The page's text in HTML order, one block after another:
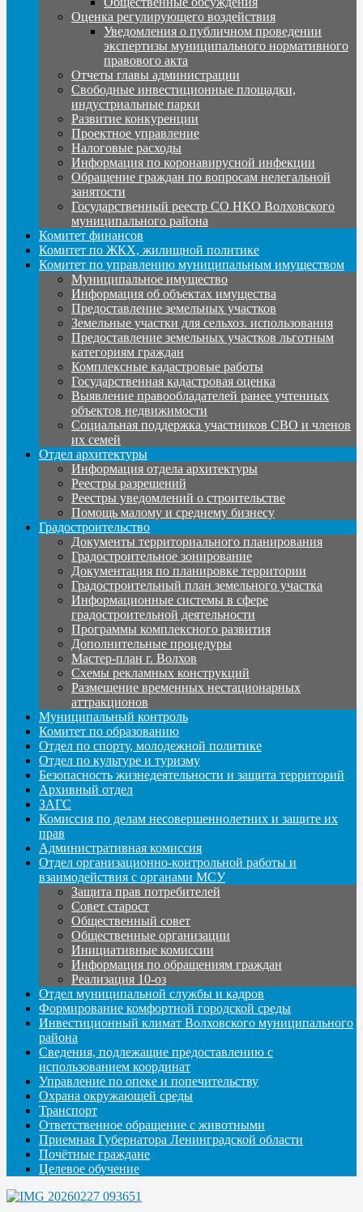
Оценка регулирующего воздействия
Уведомления о публичном проведении
экспертизы муниципального нормативного
правового акта
Отчеты главы администрации
Свободные инвестиционные площадки,
индустриальные парки
Развитие конкуренции
Проектное управление
Налоговые расходы
Информация по коронавирусной инфекции
Обращение граждан по вопросам нелегальной
занятости
Государственный реестр СО НКО Волховского
муниципального района
Комитет финансов
Комитет по ЖКХ, жилищной политике
Комитет по управлению муниципальным имуществом
Муниципальное имущество
Информация об объектах имущества
Предоставление земельных участков
Земельные участки для сельхоз. использования
Предоставление земельных участков льготным
категориям граждан
Комплексные кадастровые работы
Государственная кадастровая оценка
Выявление правообладателей ранее учтенных
объектов недвижимости
Социальная поддержка участников СВО и членов
их семей
Отдел архитектуры
Информация отдела архитектуры
Реестры разрешений
Реестры уведомлений о строительстве
Помощь малому и среднему бизнесу
Градостроительство
Документы территориального планирования
Градостроительное зонирование
Документация по планировке территории
Градостроительный план земельного участка
Информационные системы в сфере
градостроительной деятельности
Программы комплексного развития
Дополнительные процедуры
Мастер-план г. Волхов
Схемы рекламных конструкций
Размещение временных нестационарных
аттракционов
Муниципальный контроль
Комитет по образованию
Отдел по спорту, молодежной политике
Отдел по культуре и туризму
Безопасность жизнедеятельности и защита территорий
Архивный отдел
ЗАГС
Комиссия по делам несовершеннолетних и защите их
прав
Административная комиссия
Отдел организационно-контрольной работы и
взаимодействия с органами МСУ
Защита прав потребителей
Совет старост
Общественный совет
Общественные организации
Инициативные комиссии
Информация по обращениям граждан
Реализация 10-оз
Отдел муниципальной службы и кадров
Формирование комфортной городской среды
Инвестиционный климат Волховского муниципального
района
Сведения, подлежащие предоставлению с
использованием координат
Управление по опеке и попечительству
Охрана окружающей среды
Транспорт
Ответственное обращение с животными
Приемная Губернатора Ленинградской области
Почётные граждане
Целевое обучение